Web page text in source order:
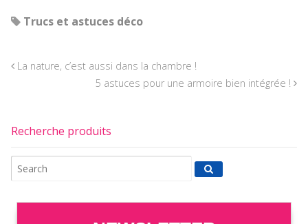
Trucs et astuces déco
La nature, c’est aussi dans la chambre !
5 astuces pour une armoire bien intégrée !
Recherche produits